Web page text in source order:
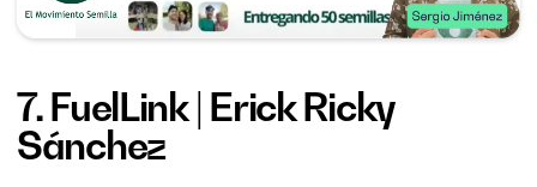
7.FuelLink| Erick Ricky
Sánchez